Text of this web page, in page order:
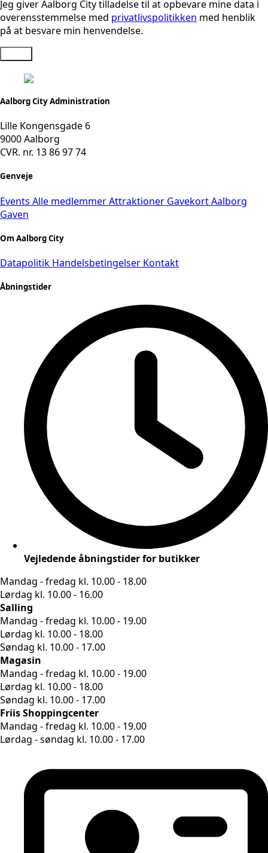
Jeg giver Aalborg City tilladelse til at opbevare mine data i
overensstemmelse med privatlivspolitikken med henblik
på at besvare min henvendelse.
Aalborg City Administration
Lille Kongensgade 6
9000 Aalborg
CVR. nr. 13 86 97 74
Genveje
Events Alle medlemmerAttraktioner GavekortAalborg
Gaven
Om Aalborg City
Datapolitik Handelsbetingelser Kontakt
Åbningstider
Vejledende åbningstider for butikker
Mandag - fredag kl. 10.00 - 18.00
Lørdag kl. 10.00 - 16.00
Salling
Mandag - fredag kl. 10.00 - 19.00
Lørdag kl. 10.00 - 18.00
Søndag kl. 10.00 - 17.00
Magasin
Mandag - fredag kl. 10.00 - 19.00
Lørdag kl. 10.00 - 18.00
Søndag kl. 10.00 - 17.00
Friis Shoppingcenter
Mandag - fredag kl. 10.00 - 19.00
Lørdag - søndag kl. 10.00 - 17.00